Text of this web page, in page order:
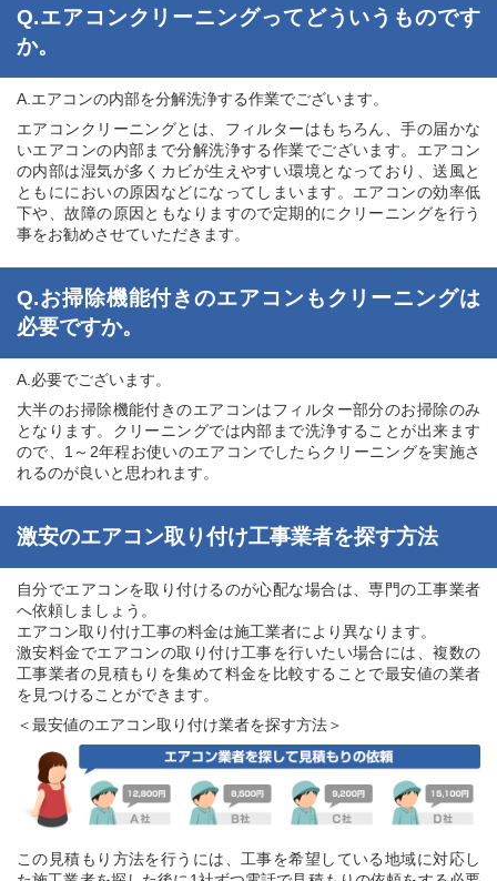
Q.エアコンクリーニングってどういうものです
か。
A.エアコンの内部を分解洗浄する作業でございます。
エアコンクリーニングとは、フィルターはもちろん、手の届かな
いエアコンの内部まで分解洗浄する作業でございます。エアコン
の内部は湿気が多くカビが生えやすい環境となっており、送風と
ともににおいの原因などになってしまいます。エアコンの効率低
下や、故障の原因ともなりますので定期的にクリーニングを行う
事をお勧めさせていただきます。
Q.お掃除機能付きのエアコンもクリーニングは
必要ですか。
A.必要でございます。
大半のお掃除機能付きのエアコンはフィルター部分のお掃除のみ
となります。クリーニングでは内部まで洗浄することが出来ます
ので、1～2年程お使いのエアコンでしたらクリーニングを実施さ
れるのが良いと思われます。
激安のエアコン取り付け工事業者を探す方法
自分でエアコンを取り付けるのが心配な場合は、専門の工事業者
へ依頼しましょう。
エアコン取り付け工事の料金は施工業者により異なります。
激安料金でエアコンの取り付け工事を行いたい場合には、複数の
工事業者の見積もりを集めて料金を比較することで最安値の業者
を見つけることができます。
＜最安値のエアコン取り付け業者を探す方法＞
この見積もり方法を行うには、工事を希望している地域に対応し